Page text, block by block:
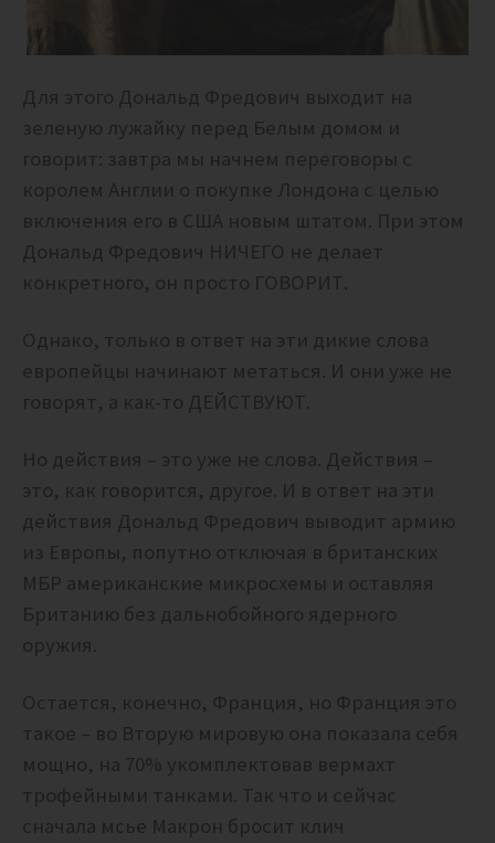
Для этого Дональд Фредович выходит на
зеленую лужайку перед Белым домом и
говорит: завтра мы начнем переговоры с
королем Англии о покупке Лондона с целью
включения его в США новым штатом. При этом
Дональд Фредович НИЧЕГО не делает
конкретного, он просто ГОВОРИТ.
Однако, только в ответ на эти дикие слова
европейцы начинают метаться. И они уже не
говорят, а как-то ДЕЙСТВУЮТ.
Но действия – это уже не слова. Действия –
это, как говорится, другое. И в ответ на эти
действия Дональд Фредович выводит армию
из Европы, попутно отключая в британских
МБР американские микросхемы и оставляя
Британию без дальнобойного ядерного
оружия.
Остается, конечно, Франция, но Франция это
такое – во Вторую мировую она показала себя
мощно, на 70% укомплектовав вермахт
трофейными танками. Так что и сейчас
сначала мсье Макрон бросит клич